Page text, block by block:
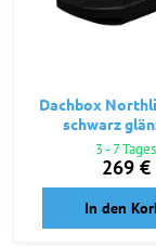
Dachbox
schwarz
3 - 7 Tages
269 €
In den